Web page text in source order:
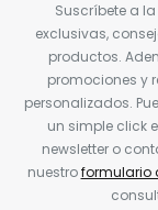
Suscríbete a
exclusivas,
productos.
promociones y
personalizados.
un simple click
newsletter o
nuestroformulario